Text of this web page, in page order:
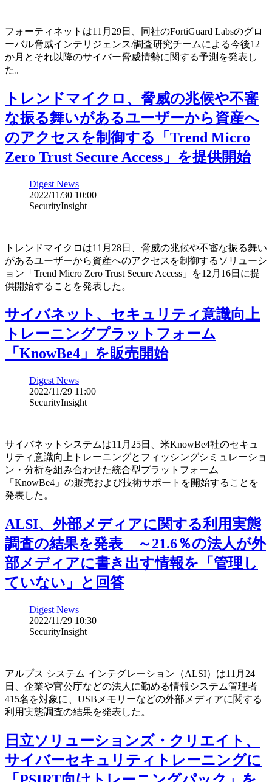
フォーティネットは11月29日、同社のFortiGuard Labsのグロ
ーバル脅威インテリジェンス/調査研究チームによる今後12
か月とそれ以降のサイバー脅威情勢に関する予測を発表し
た。
トレンドマイクロ、脅威の兆候や不審
な振る舞いがあるユーザーから資産へ
のアクセスを制御する「Trend Micro
Zero Trust Secure Access」を提供開始
Digest News
2022/11/30 10:00
SecurityInsight
トレンドマイクロは11月28日、脅威の兆候や不審な振る舞い
があるユーザーから資産へのアクセスを制御するソリューシ
ョン「Trend Micro Zero Trust Secure Access」を12月16日に提
供開始することを発表した。
サイバネット、セキュリティ意識向上
トレーニングプラットフォーム
「KnowBe4」を販売開始
Digest News
2022/11/29 11:00
SecurityInsight
サイバネットシステムは11月25日、米KnowBe4社のセキュ
リティ意識向上トレーニングとフィッシングシミュレーショ
ン・分析を組み合わせた統合型プラットフォーム
「KnowBe4」の販売および技術サポートを開始することを
発表した。
ALSI、外部メディアに関する利用実態
調査の結果を発表 ～21.6％の法人が外
部メディアに書き出す情報を「管理し
ていない」と回答
Digest News
2022/11/29 10:30
SecurityInsight
アルプス システム インテグレーション（ALSI）は11月24
日、企業や官公庁などの法人に勤める情報システム管理者
415名を対象に、USBメモリーなどの外部メディアに関する
利用実態調査の結果を発表した。
日立ソリューションズ・クリエイト、
サイバーセキュリティトレーニングに